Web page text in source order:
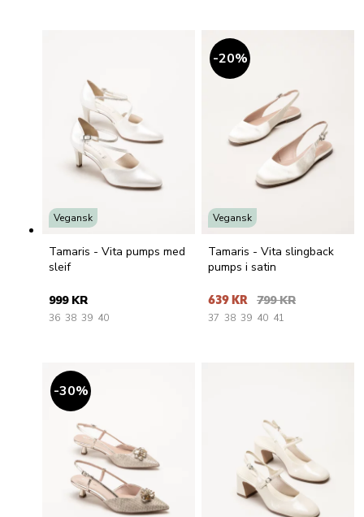
Vegansk
Tamaris - Vita pumps med
sleif
999 KR
36 38 39 40
20%
Vegansk
Tamaris - Vita slingback
pumps i satin
639 KR 799 KR
37 38 39 40 41
30%